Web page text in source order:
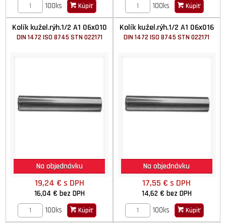
100ks
Kúpiť
100ks
Kúpiť
Kolík kužel.rýh.1/2 A1 06x010
DIN 1472 ISO 8745 STN 022171
Na objednávku
19,24 € s DPH
16,04 € bez DPH
100ks
Kúpiť
Kolík kužel.rýh.1/2 A1 06x016
DIN 1472 ISO 8745 STN 022171
Na objednávku
17,55 €s DPH
14,62 € bez DPH
100ks
Kúpiť